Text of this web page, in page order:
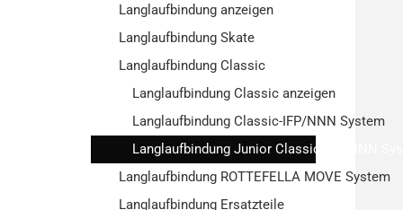
Langlaufbindung anzeigen
Langlaufbindung Skate
Langlaufbindung Classic
Langlaufbindung Classic anzeigen
Langlaufbindung Classic-IFP/NNN System
Langlaufbindung Junior Classic-IFP/NNN
Langlaufbindung ROTTEFELLA MOVE System
Langlaufbindung Ersatzteile